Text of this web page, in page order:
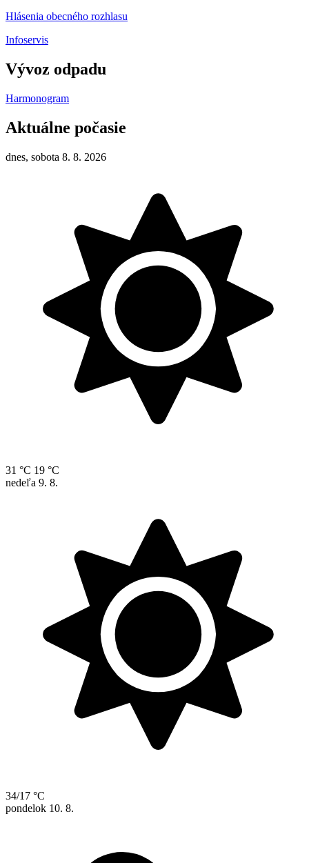
Hlásenia obecného rozhlasu
Infoservis
Vývoz odpadu
Harmonogram
Aktuálne počasie
dnes, sobota 8. 8. 2026
31 °C 19 °C
nedeľa 9. 8.
34/17 °C
pondelok 10. 8.